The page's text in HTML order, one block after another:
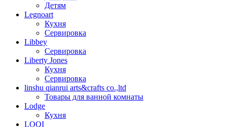
Детям
Legnoart
Кухня
Сервировка
Libbey
Сервировка
Liberty Jones
Кухня
Сервировка
linshu qianrui arts&crafts co.,ltd
Товары для ванной комнаты
Lodge
Кухня
LOQI